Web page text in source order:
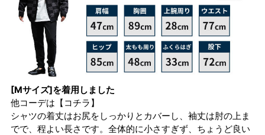
[Mサイズ]を着用しました
他コーデは 【コチラ】
シャツの着丈はお尻をしっかりとカバーし、袖丈は肘の上ま
でで、程よい長さです。全体的に小さすぎず、ちょうど良い